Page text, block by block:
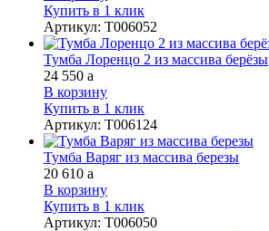
Купить в 1 клик
Артикул: Т006052
Тумба Лоренцо 2 из массива берёзы
24 550 a
В корзину
Купить в 1 клик
Артикул: Т006124
Тумба Варяг из массива березы
20 610 a
В корзину
Купить в 1 клик
Артикул: Т006050